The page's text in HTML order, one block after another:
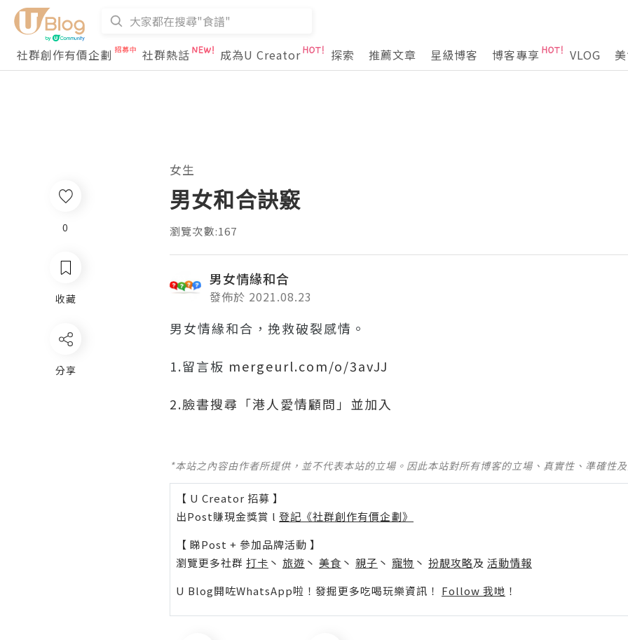
社群創作有價企劃 社群熱話 成為U Creator 探索 推薦文章 星級博客 博客專享 VLOG
0
收藏
分享
女生
男女和合訣竅
瀏覽次數:167
男女情緣和合
發佈於 2021.08.23
男女情緣和合，挽救破裂感情。
1.留言板 mergeurl.com/o/3avJJ
2.臉書搜尋「港人愛情顧問」並加入
*本站之內容由作者所提供，並不代表本站的立場。因此本站對所有博客的立場、真實性、準確性
【 U Creator 招募 】
出Post賺現金獎賞 l 登記《社群創作有價企劃》
【 睇Post + 參加品牌活動 】
瀏覽更多社群 打卡 丶 旅遊 丶 美食 丶 親子 丶 寵物 丶 扮靚攻略及 活動情報
U Blog開咗WhatsApp啦！發掘更多吃喝玩樂資訊！ Follow 我哋 ！